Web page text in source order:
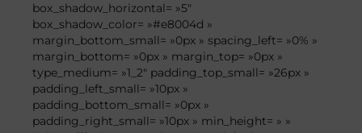
box_shadow_horizontal= »5″
box_shadow_color= »#e8004d »
margin_bottom_small= »0px » spacing_left= »0% »
margin_bottom= »0px » margin_top= »0px »
type_medium= »1_2″ padding_top_small= »26px »
padding_left_small= »10px »
padding_bottom_small= »0px »
padding_right_small= »10px » min_height= » »